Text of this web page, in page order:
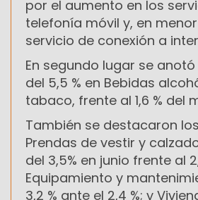
por el aumento en los
telefonía móvil y, en
servicio de conexión a
En segundo lugar se
del 5,5 % en Bebidas
tabaco, frente al 1,6 % del
También se destacaron
Prendas de vestir y
del 3,5% en junio frente al
Equipamiento y
3,2 % ante el 2,4 %; y